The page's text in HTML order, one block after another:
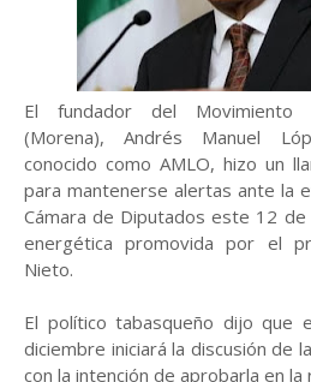
El fundador del Movimiento
(Morena), Andrés Manuel
conocido como AMLO, hizo un
para mantenerse alertas ante la
Cámara de Diputados este 12
energética promovida por el
Nieto.
El político tabasqueño dijo que
diciembre iniciará la discusión de
con la intención de aprobarla en la